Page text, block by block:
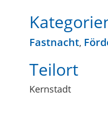
Fastnacht,
Teilort
Kernstadt